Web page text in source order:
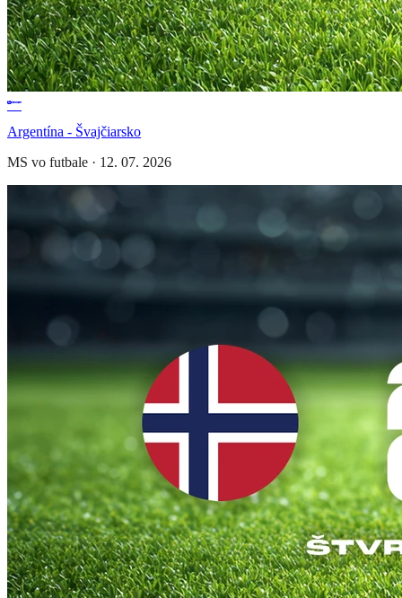
Argentína - Švajčiarsko
MS vo futbale · 12. 07. 2026